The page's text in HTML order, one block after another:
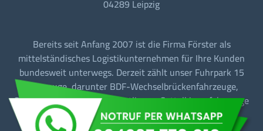
04289 Leipzig
Bereits seit Anfang 2007 ist die Firma Förster als
mittelständisches Logistikunternehmen für Ihre Kunden
bundesweit unterwegs. Derzeit zählt unser Fuhrpark 15
Fahrzeuge, darunter BDF-Wechselbrückenfahrzeuge,
Sattelzugmaschinen mit Tautliner + Sattelkipperfahrzeuge
für den Baustellen-/Linien-/Begegnungs- und